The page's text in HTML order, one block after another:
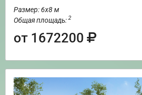
Размер: 6х8 м
Общая площадь: 2
от 1672200